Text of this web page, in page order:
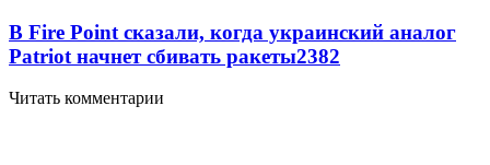
В Fire Point сказали, когда украинский аналог
Patriot начнет сбивать ракеты2382
Читать комментарии